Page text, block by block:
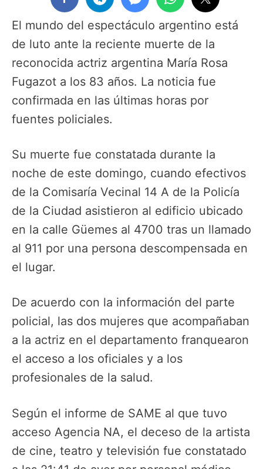
El mundo del espectáculo argentino está
de luto ante la reciente muerte de la
reconocida actriz argentina María Rosa
Fugazot a los 83 años. La noticia fue
confirmada en las últimas horas por
fuentes policiales.
Su muerte fue constatada durante la
noche de este domingo, cuando efectivos
de la Comisaría Vecinal 14 A de la Policía
de la Ciudad asistieron al edificio ubicado
en la calle Güemes al 4700 tras un llamado
al 911 por una persona descompensada en
el lugar.
De acuerdo con la información del parte
policial, las dos mujeres que acompañaban
a la actriz en el departamento franquearon
el acceso a los oficiales y a los
profesionales de la salud.
Según el informe de SAME al que tuvo
acceso Agencia NA, el deceso de la artista
de cine, teatro y televisión fue constatado